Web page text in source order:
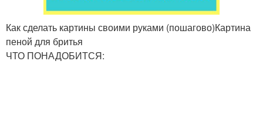
Как сделать картины своими руками (пошагово)Картина
пеной для бритья
ЧТО ПОНАДОБИТСЯ: